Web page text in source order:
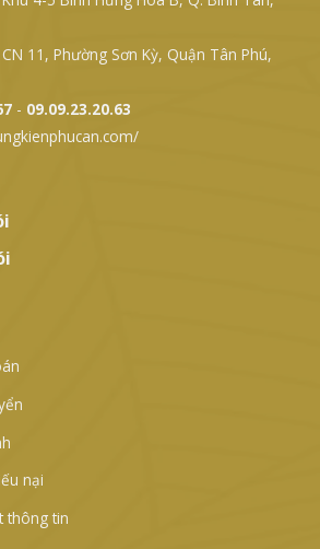
11, Phường Sơn Kỳ, Quận Tân Phú,
nại
tin